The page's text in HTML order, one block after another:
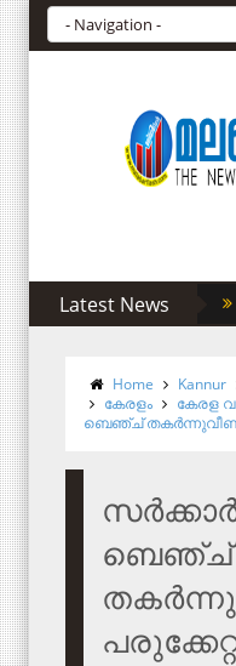
Latest News
Home Kannur
കേരളം
കേരള
ബെഞ്ച് തകർന്നുവീണു
ബെഞ്ച്